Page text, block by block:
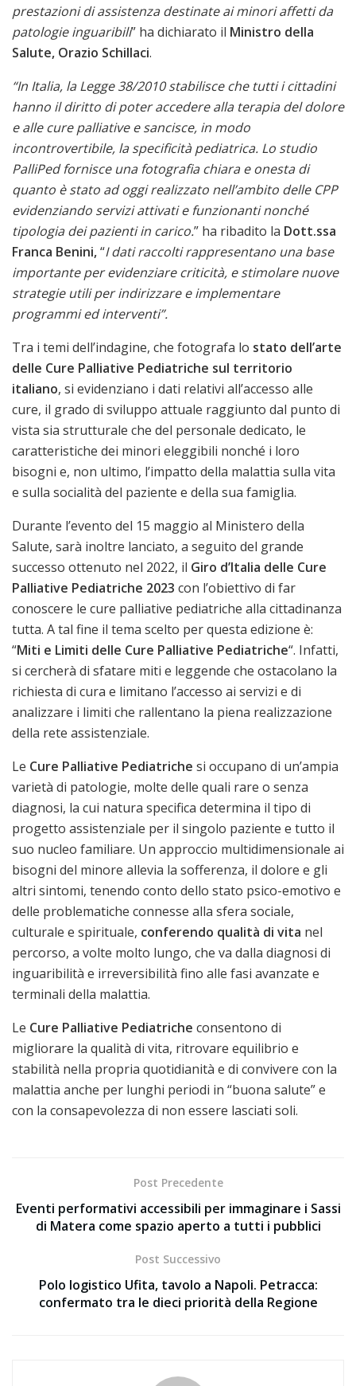
prestazioni di assistenza destinate ai minori affetti da
patologie inguaribili” ha dichiarato il Ministro della
Salute, Orazio Schillaci.
“In Italia, la Legge 38/2010 stabilisce che tutti i cittadini
hanno il diritto di poter accedere alla terapia del dolore
e alle cure palliative e sancisce, in modo
incontrovertibile, la specificità pediatrica. Lo studio
PalliPed fornisce una fotografia chiara e onesta di
quanto è stato ad oggi realizzato nell’ambito delle CPP
evidenziando servizi attivati e funzionanti nonché
tipologia dei pazienti in carico.” ha ribadito la Dott.ssa
Franca Benini,“I dati raccolti rappresentano una base
importante per evidenziare criticità, e stimolare nuove
strategie utili per indirizzare e implementare
programmi ed interventi”.
Tra i temi dell’indagine, che fotografa lo stato dell’arte
delle Cure Palliative Pediatriche sul territorio
italiano, si evidenziano i dati relativi all’accesso alle
cure, il grado di sviluppo attuale raggiunto dal punto di
vista sia strutturale che del personale dedicato, le
caratteristiche dei minori eleggibili nonché i loro
bisogni e, non ultimo, l’impatto della malattia sulla vita
e sulla socialità del paziente e della sua famiglia.
Durante l’evento del 15 maggio al Ministero della
Salute, sarà inoltre lanciato, a seguito del grande
successo ottenuto nel 2022, il Giro d’Italia delle Cure
Palliative Pediatriche 2023 con l’obiettivo di far
conoscere le cure palliative pediatriche alla cittadinanza
tutta. A tal fine il tema scelto per questa edizione è:
“Miti e Limiti delle Cure Palliative Pediatriche“. Infatti,
si cercherà di sfatare miti e leggende che ostacolano la
richiesta di cura e limitano l’accesso ai servizi e di
analizzare i limiti che rallentano la piena realizzazione
della rete assistenziale.
Le Cure Palliative Pediatriche si occupano di un’ampia
varietà di patologie, molte delle quali rare o senza
diagnosi, la cui natura specifica determina il tipo di
progetto assistenziale per il singolo paziente e tutto il
suo nucleo familiare. Un approccio multidimensionale ai
bisogni del minore allevia la sofferenza, il dolore e gli
altri sintomi, tenendo conto dello stato psico-emotivo e
delle problematiche connesse alla sfera sociale,
culturale e spirituale, conferendo qualità di vita nel
percorso, a volte molto lungo, che va dalla diagnosi di
inguaribilità e irreversibilità fino alle fasi avanzate e
terminali della malattia.
Le Cure Palliative Pediatriche consentono di
migliorare la qualità di vita, ritrovare equilibrio e
stabilità nella propria quotidianità e di convivere con la
malattia anche per lunghi periodi in “buona salute” e
con la consapevolezza di non essere lasciati soli.
Post Precedente
Eventi performativi accessibili per immaginare i Sassi
di Matera come spazio aperto a tutti i pubblici
Post Successivo
Polo logistico Ufita, tavolo a Napoli. Petracca:
confermato tra le dieci priorità della Regione